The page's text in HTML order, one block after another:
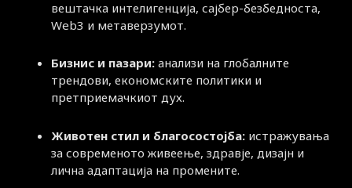
вештачка интелигенција, сајбер-безбедноста,
Web3 и метаверзумот.
Бизнис и пазари: анализи на глобалните
трендови, економските политики и
претприемачкиот дух.
Животен стил и благосостојба: истражувања
за современото живеење, здравје, дизајн и
лична адаптација на промените.